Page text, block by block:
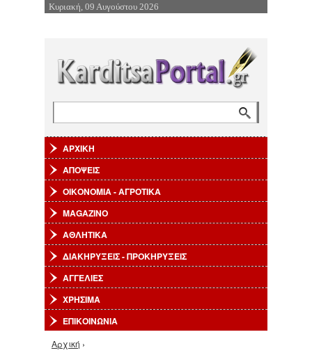
Επιστροφή στην Πλοήγηση
Κυριακή, 09 Αυγούστου 2026
ΑΡΧΙΚΗ
ΑΠΟΨΕΙΣ
ΟΙΚΟΝΟΜΙΑ - ΑΓΡΟΤΙΚΑ
MAGAZINO
ΑΘΛΗΤΙΚΑ
ΔΙΑΚΗΡΥΞΕΙΣ - ΠΡΟΚΗΡΥΞΕΙΣ
ΑΓΓΕΛΙΕΣ
ΧΡΗΣΙΜΑ
ΕΠΙΚΟΙΝΩΝΙΑ
Είστε εδώ
Αρχική ›